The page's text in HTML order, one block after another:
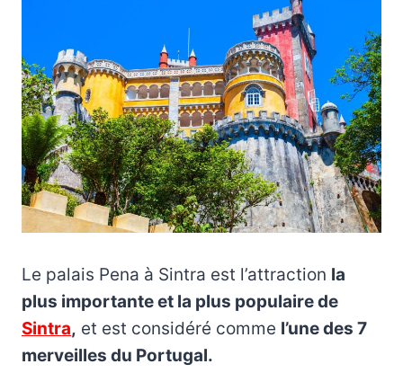
Le palais Pena à Sintra est l’attraction la
plus importante et la plus populaire de
Sintra, et est considéré comme l’une des 7
merveilles du Portugal.